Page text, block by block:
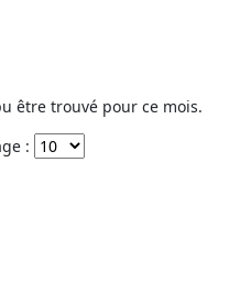
être trouvé pour ce mois.
: